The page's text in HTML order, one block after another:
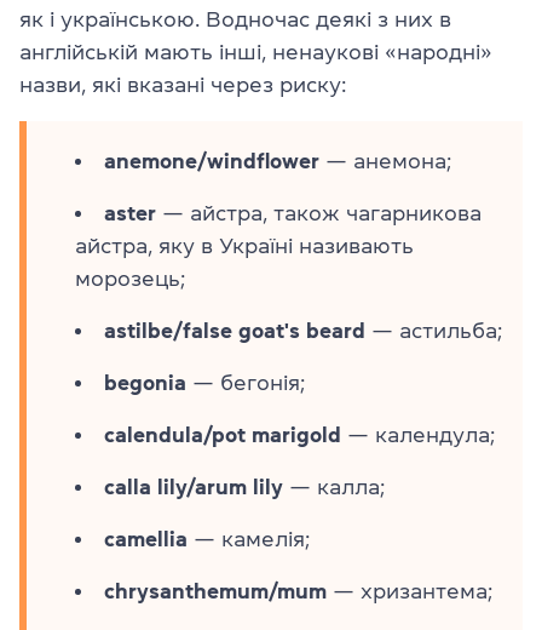
як і українською. Водночас деякі з них в
англійській мають інші, ненаукові «народні»
назви, які вказані через риску:
anemone/windflower — анемона;
aster — айстра, також чагарникова
айстра, яку в Україні називають
морозець;
astilbe/false goat's beard — астильба;
begonia — бегонія;
calendula/pot marigold — календула;
сalla lily/arum lily — калла;
camellia — камелія;
chrysanthemum/mum — хризантема;